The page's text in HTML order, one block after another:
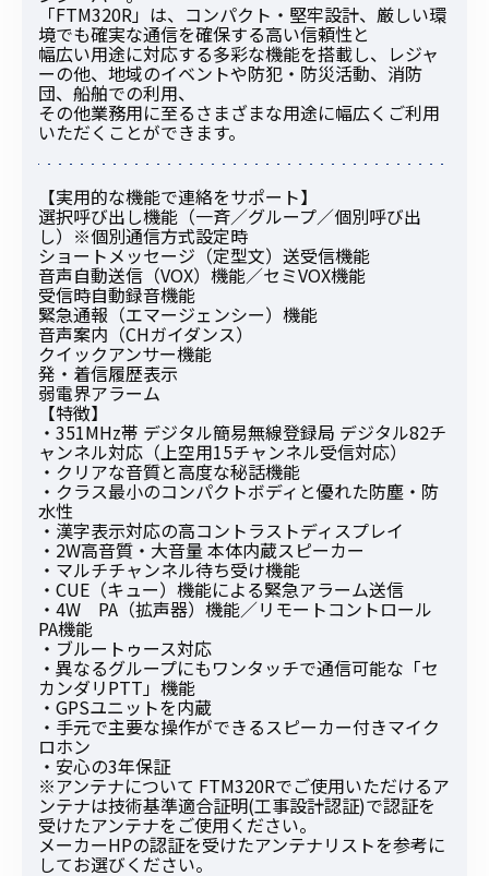
「FTM320R」は、コンパクト・堅牢設計、厳しい環
境でも確実な通信を確保する高い信頼性と
幅広い用途に対応する多彩な機能を搭載し、レジャ
ーの他、地域のイベントや防犯・防災活動、消防
団、船舶での利用、
その他業務用に至るさまざまな用途に幅広くご利用
いただくことができます。
【実用的な機能で連絡をサポート】
選択呼び出し機能（一斉／グループ／個別呼び出
し）※個別通信方式設定時
ショートメッセージ（定型文）送受信機能
音声自動送信（VOX）機能／セミVOX機能
受信時自動録音機能
緊急通報（エマージェンシー）機能
音声案内（CHガイダンス）
クイックアンサー機能
発・着信履歴表示
弱電界アラーム
【特徴】
・351MHz帯 デジタル簡易無線登録局 デジタル82チ
ャンネル対応（上空用15チャンネル受信対応）
・クリアな音質と高度な秘話機能
・クラス最小のコンパクトボディと優れた防塵・防
水性
・漢字表示対応の高コントラストディスプレイ
・2W高音質・大音量 本体内蔵スピーカー
・マルチチャンネル待ち受け機能
・CUE（キュー）機能による緊急アラーム送信
・4W PA（拡声器）機能／リモートコントロール
PA機能
・ブルートゥース対応
・異なるグループにもワンタッチで通信可能な「セ
カンダリPTT」機能
・GPSユニットを内蔵
・手元で主要な操作ができるスピーカー付きマイク
ロホン
・安心の3年保証
※アンテナについて FTM320Rでご使用いただけるア
ンテナは技術基準適合証明(工事設計認証)で認証を
受けたアンテナをご使用ください。
メーカーHPの認証を受けたアンテナリストを参考に
してお選びください。